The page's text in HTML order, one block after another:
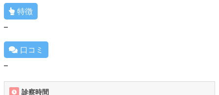
特徴
–
口コミ
–
診察時間